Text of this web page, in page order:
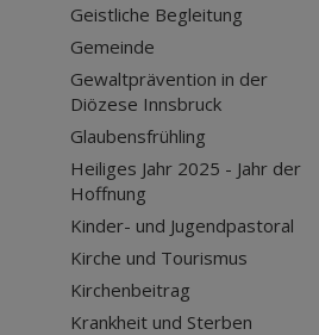
Geistliche Begleitung
Gemeinde
Gewaltprävention in der
Diözese Innsbruck
Glaubensfrühling
Heiliges Jahr 2025 - Jahr der
Hoffnung
Kinder- und Jugendpastoral
Kirche und Tourismus
Kirchenbeitrag
Krankheit und Sterben